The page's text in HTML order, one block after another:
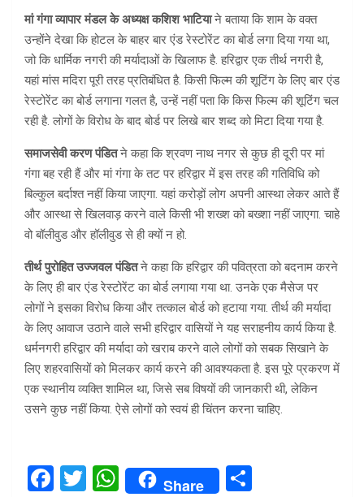
मां गंगा व्यापार मंडल के अध्यक्ष कशिश भाटियाने बताया कि शाम के वक्त
उन्होंने देखा कि होटल के बाहर बार एंड रेस्टोरेंट का बोर्ड लगा दिया गया था,
जो कि धार्मिक नगरी की मर्यादाओं के खिलाफ है. हरिद्वार एक तीर्थ नगरी है,
यहां मांस मदिरा पूरी तरह प्रतिबंधित है. किसी फिल्म की शूटिंग के लिए बार एंड
रेस्टोरेंट का बोर्ड लगाना गलत है, उन्हें नहीं पता कि किस फिल्म की शूटिंग चल
रही है. लोगों के विरोध के बाद बोर्ड पर लिखे बार शब्द को मिटा दिया गया है.
समाजसेवी करण पंडितने कहा कि श्रवण नाथ नगर से कुछ ही दूरी पर मां
गंगा बह रही हैं और मां गंगा के तट पर हरिद्वार में इस तरह की गतिविधि को
बिल्कुल बर्दाश्त नहीं किया जाएगा. यहां करोड़ों लोग अपनी आस्था लेकर आते हैं
और आस्था से खिलवाड़ करने वाले किसी भी शख्श को बख्शा नहीं जाएगा. चाहे
वो बॉलीवुड और हॉलीवुड से ही क्यों न हो.
तीर्थ पुरोहित उज्जवल पंडितने कहा कि हरिद्वार की पवित्रता को बदनाम करने
के लिए ही बार एंड रेस्टोरेंट का बोर्ड लगाया गया था. उनके एक मैसेज पर
लोगों ने इसका विरोध किया और तत्काल बोर्ड को हटाया गया. तीर्थ की मर्यादा
के लिए आवाज उठाने वाले सभी हरिद्वार वासियों ने यह सराहनीय कार्य किया है.
धर्मनगरी हरिद्वार की मर्यादा को खराब करने वाले लोगों को सबक सिखाने के
लिए शहरवासियों को मिलकर कार्य करने की आवश्यकता है. इस पूरे प्रकरण में
एक स्थानीय व्यक्ति शामिल था, जिसे सब विषयों की जानकारी थी, लेकिन
उसने कुछ नहीं किया. ऐसे लोगों को स्वयं ही चिंतन करना चाहिए.
F
T
W
Share